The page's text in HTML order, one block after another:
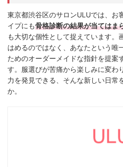
東京都渋谷区のサロンULUでは、お
イプにも骨格診断の結果が当てはま
も大切な個性として捉えています。
はめるのではなく、あなたという唯
ためのオーダーメイドな指針を提案
す。服選びが苦痛から楽しみに変わ
力を発見できる、そんな新しい日常
か。